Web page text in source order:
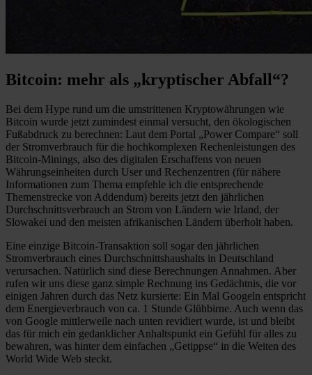
Bitcoin: mehr als „kryptischer Abfall“?
Bei dem Hype rund um die umstrittenen Kryptowährungen wie
Bitcoin wurde jetzt zumindest einmal versucht, den ökologischen
Fußabdruck zu berechnen: Laut dem Portal „Power Compare“ soll
der Stromverbrauch für die hochkomplexen Rechenleistungen des
Bitcoin-Minings, also des digitalen Erschaffens von neuen
Währungseinheiten durch User und Rechenzentren (für nähere
Informationen zum Thema empfehle ich die entsprechende
Themenstrecke von Addendum) bereits jetzt den jährlichen
Durchschnittsverbrauch an Strom von Ländern wie Irland, der
Slowakei und den meisten afrikanischen Ländern überholt haben.
Eine einzige Bitcoin-Transaktion soll sogar den jährlichen
Stromverbrauch eines Durchschnittshaushalts in Deutschland
verursachen. Natürlich sind diese Berechnungen Annahmen. Aber
rufen wir uns diese ganz simple Rechnung ins Gedächtnis, die vor
einigen Jahren durch das Netz kursierte: Ein Mal Googeln entspricht
dem Energieverbrauch von ca. 1 Stunde Glühbirne. Auch wenn das
von Google mittlerweile nach unten revidiert wurde, ist und bleibt
das für mich ein gedanklicher Anhaltspunkt ein Gefühl für alles zu
bewahren, was hinter dem einfachen „Getippse“ in die Weiten des
World Wide Web steckt.